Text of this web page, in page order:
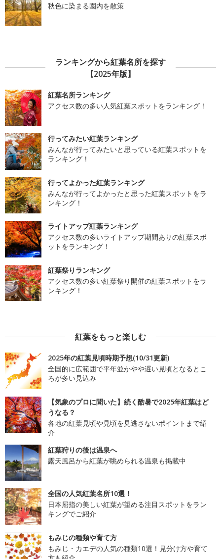
秋色に染まる園内を散策
ランキングから紅葉名所を探す
【2025年版】
紅葉名所ランキング
アクセス数の多い人気紅葉スポットをランキング！
行ってみたい紅葉ランキング
みんなが行ってみたいと思っている紅葉スポットを
ランキング！
行ってよかった紅葉ランキング
みんなが行ってよかったと思った紅葉スポットをラ
ンキング！
ライトアップ紅葉ランキング
アクセス数の多いライトアップ期間ありの紅葉スポ
ットをランキング！
紅葉祭りランキング
アクセス数の多い紅葉祭り開催の紅葉スポットをラ
ンキング！
紅葉をもっと楽しむ
2025年の紅葉見頃時期予想(10/31更新)
全国的に広範囲で平年並かやや遅い見頃となるとこ
ろが多い見込み
【気象のプロに聞いた】続く酷暑で2025年紅葉はど
うなる？
各地の紅葉見頃や見頃を見逃さないポイントまで紹
介
紅葉狩りの後は温泉へ
露天風呂から紅葉が眺められる温泉も掲載中
全国の人気紅葉名所10選！
日本屈指の美しい紅葉が望める注目スポットをラン
キングでご紹介
もみじの種類や育て方
もみじ・カエデの人気の種類10選！見分け方や育て